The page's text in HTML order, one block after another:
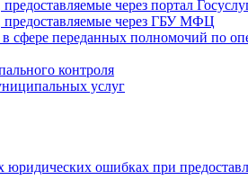
через портал
через ГБУ МФЦ
сфере переданных полномочий по
контроля
услуг
ошибках при